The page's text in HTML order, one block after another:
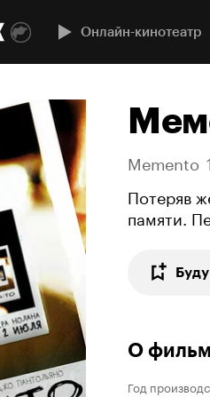
Онлайн-кинотеатр
Memento
Потеряв
памяти.
О
Год